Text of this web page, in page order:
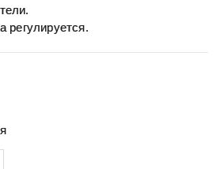
регулируется.